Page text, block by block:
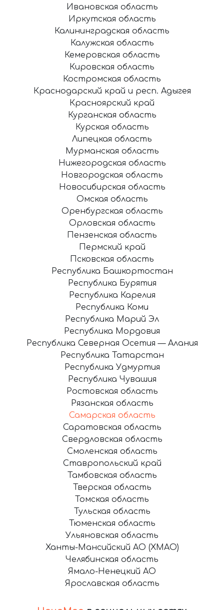
Ивановская область
Иркутская область
Калининградская область
Калужская область
Кемеровская область
Кировская область
Костромская область
Краснодарский край и респ. Адыгея
Красноярский край
Курганская область
Курская область
Липецкая область
Мурманская область
Нижегородская область
Новгородская область
Новосибирская область
Омская область
Оренбургская область
Орловская область
Пензенская область
Пермский край
Псковская область
Республика Башкортостан
Республика Бурятия
Республика Карелия
Республика Коми
Республика Марий Эл
Республика Мордовия
Республика Северная Осетия — Алания
Республика Татарстан
Республика Удмуртия
Республика Чувашия
Ростовская область
Рязанская область
Самарская область
Саратовская область
Свердловская область
Смоленская область
Ставропольский край
Тамбовская область
Тверская область
Томская область
Тульская область
Тюменская область
Ульяновская область
Ханты-Мансийский АО (ХМАО)
Челябинская область
Ямало-Ненецкий АО
Ярославская область